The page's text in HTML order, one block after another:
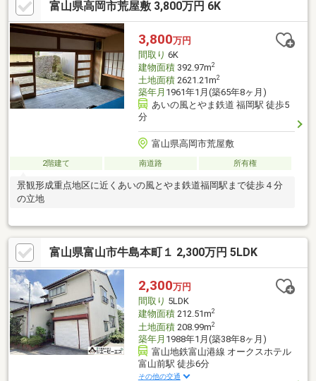
富山県高岡市荒屋敷 3,800万円 6K
3,800万円
間取り 6K
建物面積392.97m2
土地面積2621.21m2
築年月 1961年1月(築65年8ヶ月)
あいの風とやま鉄道 福岡駅 徒歩5
分
富山県高岡市荒屋敷
2階建て 南道路 所有権
景観形成重点地区に近くあいの風とやま鉄道福岡駅まで徒歩４分
の立地
富山県富山市牛島本町１ 2,300万円 5LDK
2,300万円
間取り 5LDK
建物面積212.51m2
土地面積208.99m2
築年月 1988年1月(築38年8ヶ月)
富山地鉄富山港線 オークスホテル
富山前駅 徒歩6分
その他の交通